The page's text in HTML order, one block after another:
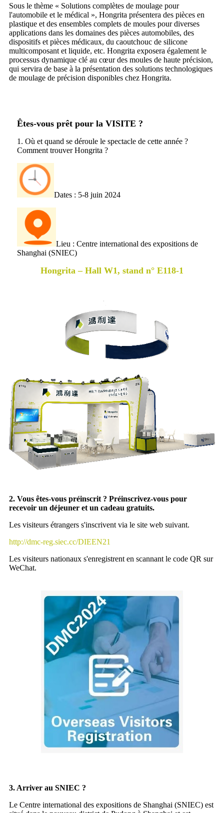
Sous le thème « Solutions complètes de moulage pour
l'automobile et le médical », Hongrita présentera des pièces en
plastique et des ensembles complets de moules pour diverses
applications dans les domaines des pièces automobiles, des
dispositifs et pièces médicaux, du caoutchouc de silicone
multicomposant et liquide, etc. Hongrita exposera également le
processus dynamique clé au cœur des moules de haute précision,
qui servira de base à la présentation des solutions technologiques
de moulage de précision disponibles chez Hongrita.
Êtes-vous prêt pour la VISITE ?
1. Où et quand se déroule le spectacle de cette année ?
Comment trouver Hongrita ?
Dates : 5-8 juin 2024
Lieu : Centre international des expositions de
Shanghai (SNIEC)
Hongrita – Hall W1, stand n° E118-1
2. Vous êtes-vous préinscrit ? Préinscrivez-vous pour
recevoir un déjeuner et un cadeau gratuits.
Les visiteurs étrangers s'inscrivent via le site web suivant.
http://dmc-reg.siec.cc/DIEEN21
Les visiteurs nationaux s'enregistrent en scannant le code QR sur
WeChat.
3. Arriver au SNIEC ?
Le Centre international des expositions de Shanghai (SNIEC) est